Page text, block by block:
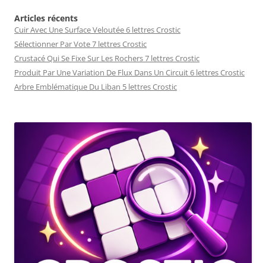
Articles récents
Cuir Avec Une Surface Veloutée 6 lettres Crostic
Sélectionner Par Vote 7 lettres Crostic
Crustacé Qui Se Fixe Sur Les Rochers 7 lettres Crostic
Produit Par Une Variation De Flux Dans Un Circuit 6 lettres Crostic
Arbre Emblématique Du Liban 5 lettres Crostic